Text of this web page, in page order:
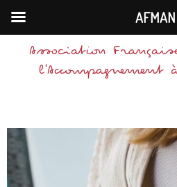
Association
l'Accompagnement
AFMAN